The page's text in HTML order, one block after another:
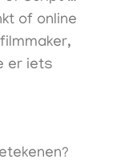
of online
er iets